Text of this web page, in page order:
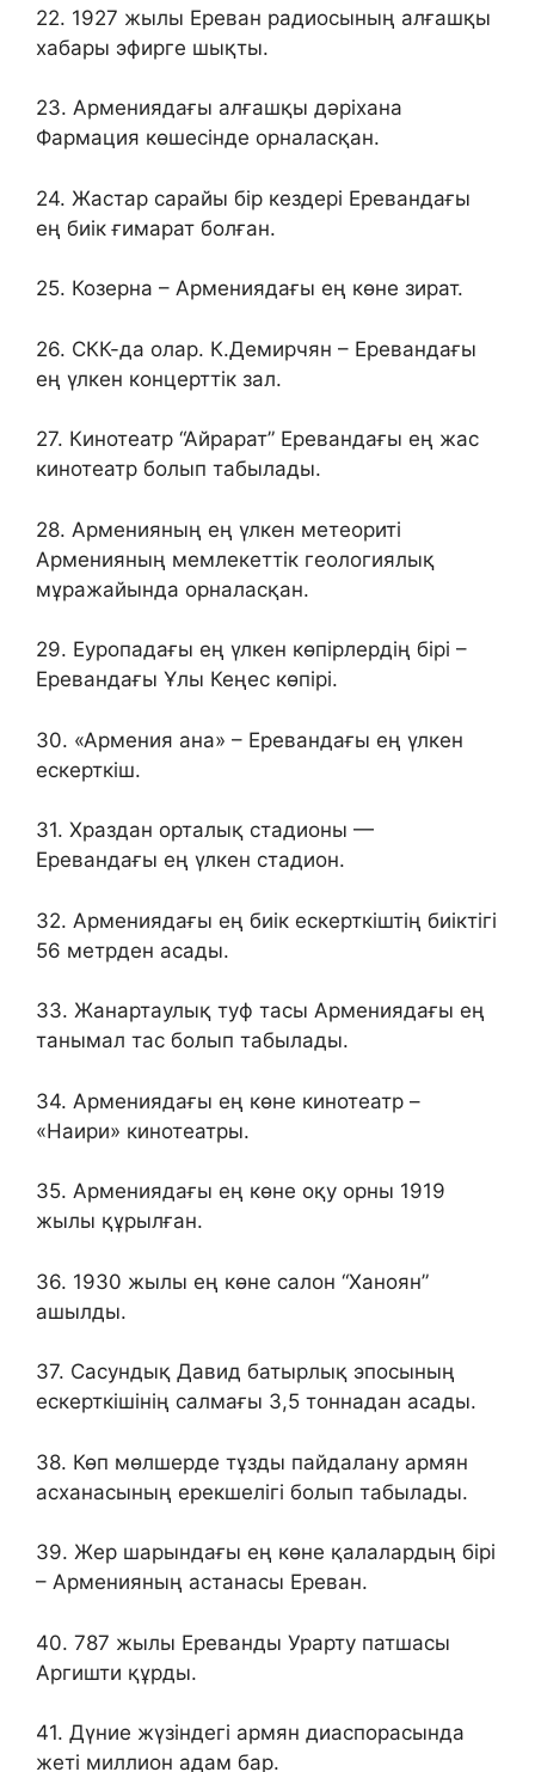
22. 1927 жылы Ереван радиосының алғашқы
хабары эфирге шықты.
23. Армениядағы алғашқы дәріхана
Фармация көшесінде орналасқан.
24. Жастар сарайы бір кездері Еревандағы
ең биік ғимарат болған.
25. Козерна – Армениядағы ең көне зират.
26. СКК-да олар. К.Демирчян – Еревандағы
ең үлкен концерттік зал.
27. Кинотеатр “Айрарат” Еревандағы ең жас
кинотеатр болып табылады.
28. Арменияның ең үлкен метеориті
Арменияның мемлекеттік геологиялық
мұражайында орналасқан.
29. Еуропадағы ең үлкен көпірлердің бірі –
Еревандағы Ұлы Кеңес көпірі.
30. «Армения ана» – Еревандағы ең үлкен
ескерткіш.
31. Храздан орталық стадионы —
Еревандағы ең үлкен стадион.
32. Армениядағы ең биік ескерткіштің биіктігі
56 метрден асады.
33. Жанартаулық туф тасы Армениядағы ең
танымал тас болып табылады.
34. Армениядағы ең көне кинотеатр –
«Наири» кинотеатры.
35. Армениядағы ең көне оқу орны 1919
жылы құрылған.
36. 1930 жылы ең көне салон “Ханоян”
ашылды.
37. Сасундық Давид батырлық эпосының
ескерткішінің салмағы 3,5 тоннадан асады.
38. Көп мөлшерде тұзды пайдалану армян
асханасының ерекшелігі болып табылады.
39. Жер шарындағы ең көне қалалардың бірі
– Арменияның астанасы Ереван.
40. 787 жылы Ереванды Урарту патшасы
Аргишти құрды.
41. Дүние жүзіндегі армян диаспорасында
жеті миллион адам бар.